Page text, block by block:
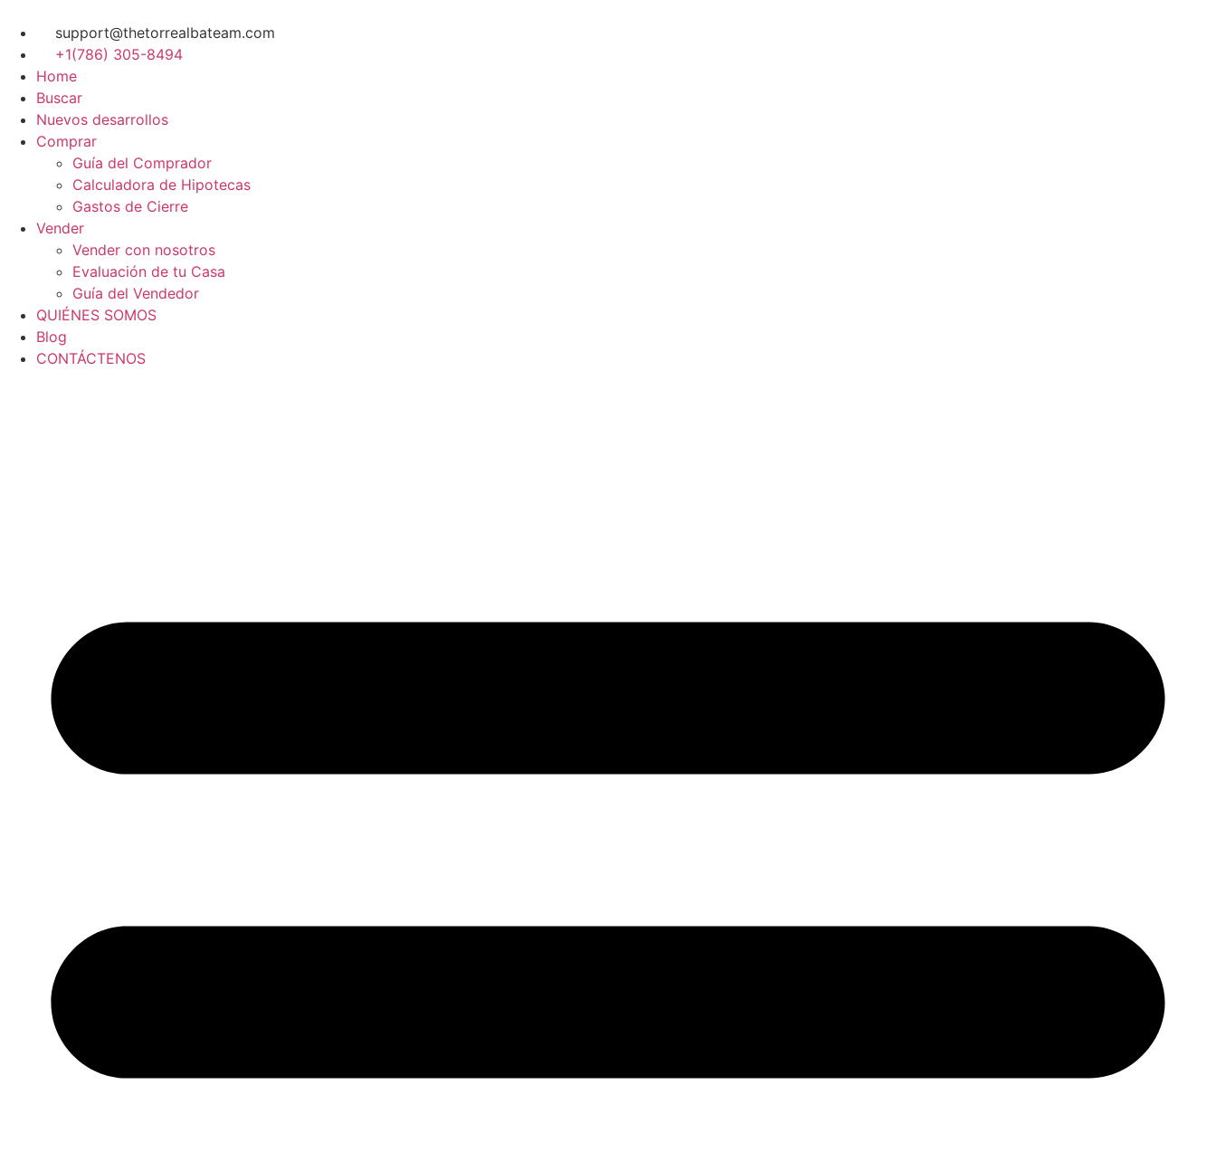
content
support@thetorrealbateam.com
+1(786) 305-8494
Home
Buscar
Nuevos desarrollos
Comprar
Guía del Comprador
Calculadora de Hipotecas
Gastos de Cierre
Vender
Vender con nosotros
Evaluación de tu Casa
Guía del Vendedor
QUIÉNES SOMOS
Blog
CONTÁCTENOS